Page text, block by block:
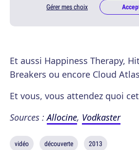
Gérer mes choix
Et aussi Happiness Therapy,
Breakers ou encore Cloud
Et vous, vous attendez quoi
Sources :Allocine, Vodkaster
vidéo découverte 2013